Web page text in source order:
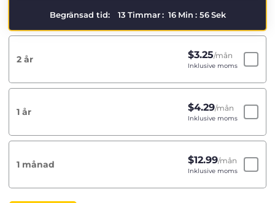
Begränsad tid: 13 Timmar : 16 Min : 56 Sek
2 år $3.25/mån
Inklusive moms
1 år $4.29/mån
Inklusive moms
1 månad $12.99/mån
Inklusive moms